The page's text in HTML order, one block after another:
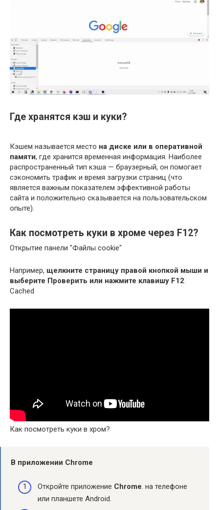
Где хранятся кэш и куки?
Кэшем называется место на диске или в оперативной
памяти, где хранится временная информация. Наиболее
распространенный тип кэша — браузерный, он помогает
сэкономить трафик и время загрузки страниц (что
является важным показателем эффективной работы
сайта и положительно сказывается на пользовательском
опыте).
Как посмотреть куки в хроме через F12?
Открытие панели "Файлы cookie"
Например, щелкните страницу правой кнопкой мыши и
выберите Проверить или нажмите клавишу F12.
Cached
Как посмотреть куки в хром?
В приложении Chrome
Откройте приложение Chrome. на телефоне
или планшете Android.